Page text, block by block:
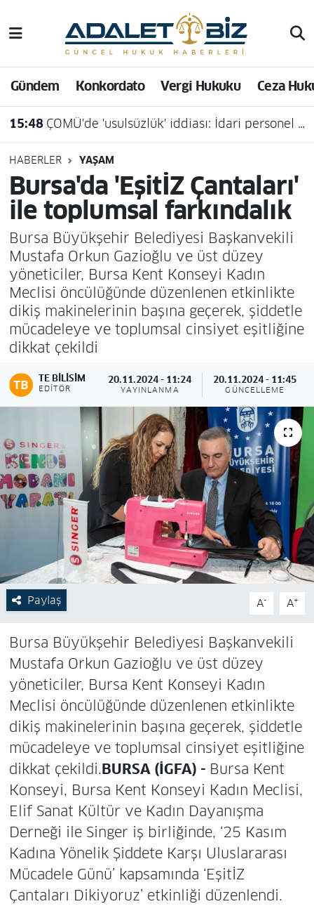
Gündem Konkordato Vergi Hukuku Ceza
15:48 ÇOMÜ'de 'usulsüzlük' iddiası: İdari personel açığa alındı
HABERLER YAŞAM
Bursa'da 'EşitİZ Çantaları'
ile toplumsal farkındalık
Bursa Büyükşehir Belediyesi Başkanvekili
Mustafa Orkun Gazioğlu ve üst düzey
yöneticiler, Bursa Kent Konseyi Kadın
Meclisi öncülüğünde düzenlenen etkinlikte
dikiş makinelerinin başına geçerek, şiddetle
mücadeleye ve toplumsal cinsiyet eşitliğine
dikkat çekildi
TE BILISIM
EDITÖR
20.11.2024 - 11:24
YAYINLANMA
20.11.2024 - 11:45
GÜNCELLEME
Paylaş A- A+
Bursa Büyükşehir Belediyesi Başkanvekili
Mustafa Orkun Gazioğlu ve üst düzey
yöneticiler, Bursa Kent Konseyi Kadın
Meclisi öncülüğünde düzenlenen etkinlikte
dikiş makinelerinin başına geçerek, şiddetle
mücadeleye ve toplumsal cinsiyet eşitliğine
dikkat çekildi.BURSA (İGFA) - Bursa Kent
Konseyi, Bursa Kent Konseyi Kadın Meclisi,
Elif Sanat Kültür ve Kadın Dayanışma
Derneği ile Singer iş birliğinde, ‘25 Kasım
Kadına Yönelik Şiddete Karşı Uluslararası
Mücadele Günü’ kapsamında ‘EşitİZ
Çantaları Dikiyoruz’ etkinliği düzenlendi.
Hava Durumu
Trafik Durumu
Süper Lig Puan Durumu ve Fikstür
Tüm Manşetler
Son Dakika Haberleri
Haber Arşivi